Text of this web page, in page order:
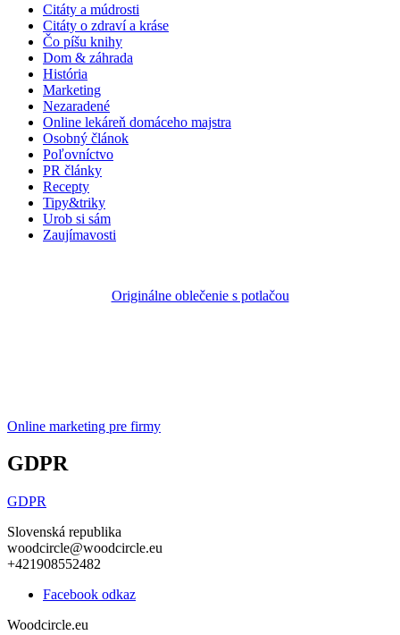
Citáty a múdrosti
Citáty o zdraví a kráse
Čo píšu knihy
Dom & záhrada
História
Marketing
Nezaradené
Online lekáreň domáceho majstra
Osobný článok
Poľovníctvo
PR články
Recepty
Tipy&triky
Urob si sám
Zaujímavosti
Originálne oblečenie s potlačou
Online marketing pre firmy
GDPR
GDPR
Slovenská republika
woodcircle@woodcircle.eu
+421908552482
Facebook odkaz
Woodcircle.eu